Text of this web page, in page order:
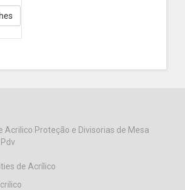
Acrilico Proteção e Divisorias de Mesa
de Acrílico